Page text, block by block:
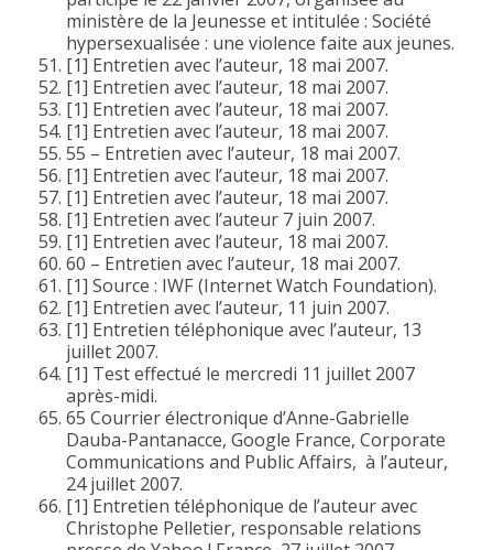
ministère de la Jeunesse et intitulée : Société
hypersexualisée : une violence faite aux jeunes.
[1] Entretien avec l’auteur, 18 mai 2007.
[1] Entretien avec l’auteur, 18 mai 2007.
[1] Entretien avec l’auteur, 18 mai 2007.
[1] Entretien avec l’auteur, 18 mai 2007.
55 – Entretien avec l’auteur, 18 mai 2007.
[1] Entretien avec l’auteur, 18 mai 2007.
[1] Entretien avec l’auteur, 18 mai 2007.
[1] Entretien avec l’auteur 7 juin 2007.
[1] Entretien avec l’auteur, 18 mai 2007.
60 – Entretien avec l’auteur, 18 mai 2007.
[1] Source : IWF (Internet Watch Foundation).
[1] Entretien avec l’auteur, 11 juin 2007.
[1] Entretien téléphonique avec l’auteur, 13
juillet 2007.
[1] Test effectué le mercredi 11 juillet 2007
après-midi.
65 Courrier électronique d’Anne-Gabrielle
Dauba-Pantanacce, Google France, Corporate
Communications and Public Affairs, à l’auteur,
24 juillet 2007.
[1] Entretien téléphonique de l’auteur avec
Christophe Pelletier, responsable relations